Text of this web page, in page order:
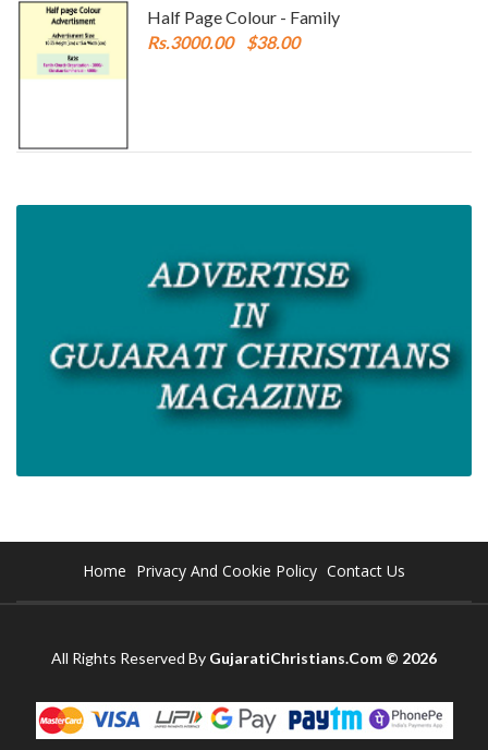
Half Page Colour - Family
Rs.3000.00
$38.00
Home Privacy And Cookie Policy Contact Us
All Rights Reserved By GujaratiChristians.Com © 2026